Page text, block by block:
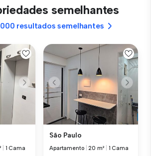
semelhantes
resultados semelhantes
1 Cama
São Paulo
Apartamento |20 m² 1 Cama